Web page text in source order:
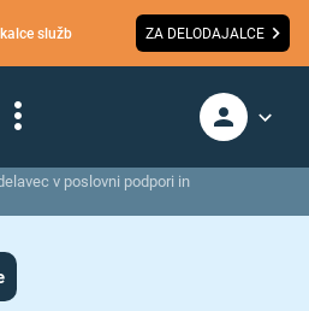
služb ZA DELODAJALCE
v poslovni podpori in